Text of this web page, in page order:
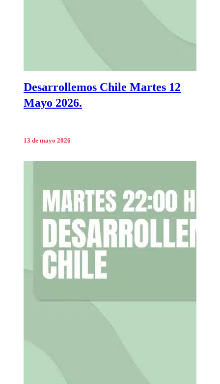
Desarrollemos Chile Martes 12
Mayo 2026.
13 de mayo 2026